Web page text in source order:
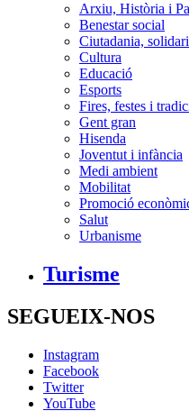
Arxiu, Història i
Benestar social
Ciutadania,
Cultura
Educació
Esports
Fires, festes i
Gent gran
Hisenda
Joventut i infància
Medi ambient
Mobilitat
Promoció
Salut
Urbanisme
Turisme
SEGUEIX-NOS
Instagram
Facebook
Twitter
YouTube